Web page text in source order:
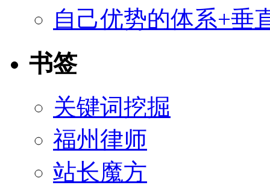
自己优势的体系+垂
书签
关键词挖掘
福州律师
站长魔方